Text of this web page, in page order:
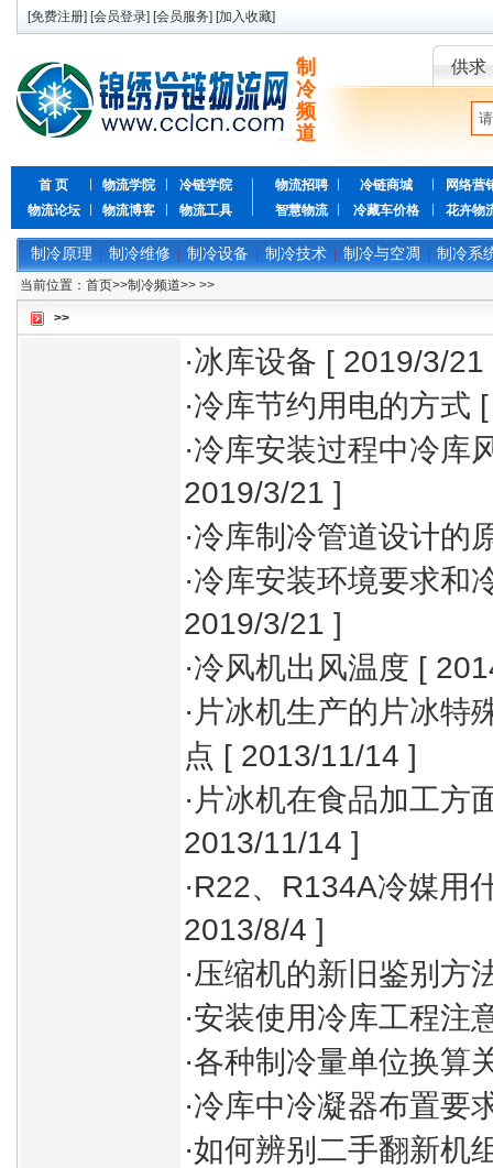
[免费注册] [会员登录] [会员服务] [加入收藏]
制
冷
频
道
供求
首 页 物流学院
冷链学院
物流论坛
物流博客 物流工具
物流招聘 冷链商城
网络营
智慧物流
冷藏车价格 花卉物
制冷原理 制冷维修 制冷设备 制冷技术 制冷与空凋 制冷系
当前位置： 首页>>制冷频道>> >>
>>
·冰库设备 [ 2019/3/21
·冷库节约用电的方式
·冷库安装过程中冷库
2019/3/21 ]
·冷库制冷管道设计的
·冷库安装环境要求和
2019/3/21 ]
·冷风机出风温度 [
· 片冰机生产的片冰特
点 [ 2013/11/14 ]
· 片冰机在食品加工方
2013/11/14 ]
·R22、R134A冷媒用
2013/8/4 ]
·压缩机的新旧鉴别方
·安装使用冷库工程注
·各种制冷量单位换算
·冷库中冷凝器布置要
·如何辨别二手翻新机